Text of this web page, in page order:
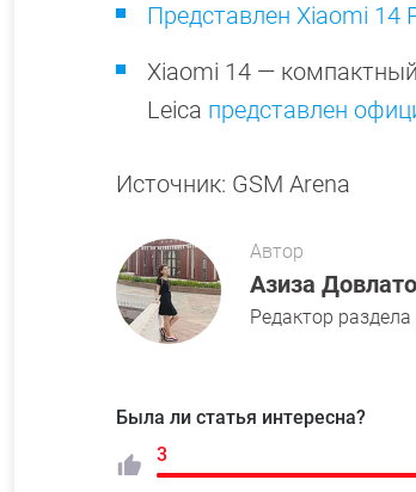
Представлен Xiaomi 14
Xiaomi 14 —
Leica представлен
Источник: GSM Arena
Автор
Азиза
Редактор раздела
Была ли статья интересна?
3